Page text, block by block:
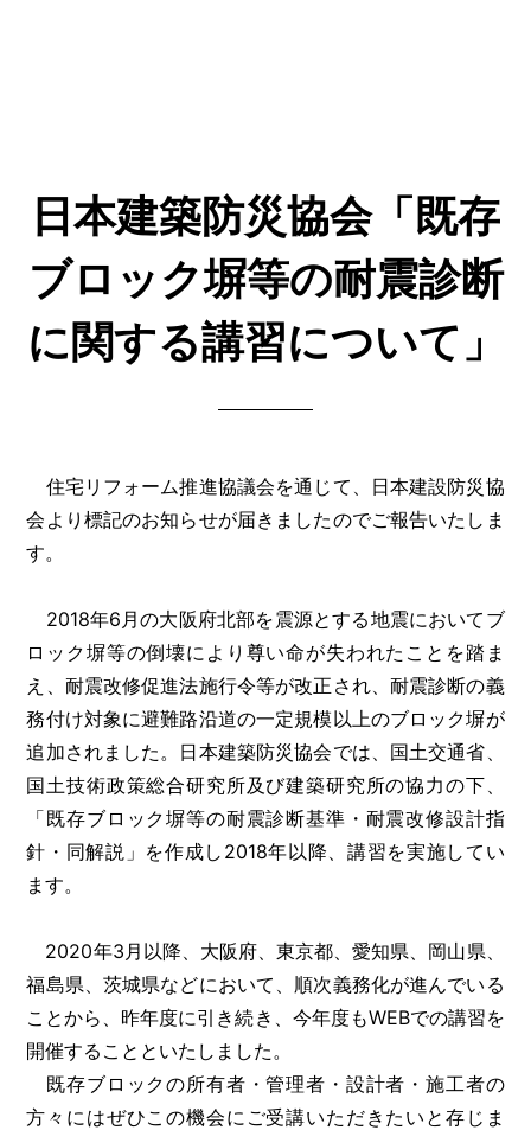
日本建築防災協会「既存
ブロック塀等の耐震診断
に関する講習について」
住宅リフォーム推進協議会を通じて、日本建設防災協
会より標記のお知らせが届きましたのでご報告いたしま
す。
2018年6月の大阪府北部を震源とする地震においてブ
ロック塀等の倒壊により尊い命が失われたことを踏ま
え、耐震改修促進法施行令等が改正され、耐震診断の義
務付け対象に避難路沿道の一定規模以上のブロック塀が
追加されました。日本建築防災協会では、国土交通省、
国土技術政策総合研究所及び建築研究所の協力の下、
「既存ブロック塀等の耐震診断基準・耐震改修設計指
針・同解説」を作成し2018年以降、講習を実施してい
ます。
2020年3月以降、大阪府、東京都、愛知県、岡山県、
福島県、茨城県などにおいて、順次義務化が進んでいる
ことから、昨年度に引き続き、今年度もWEBでの講習を
開催することといたしました。
既存ブロックの所有者・管理者・設計者・施工者の
方々にはぜひこの機会にご受講いただきたいと存じま